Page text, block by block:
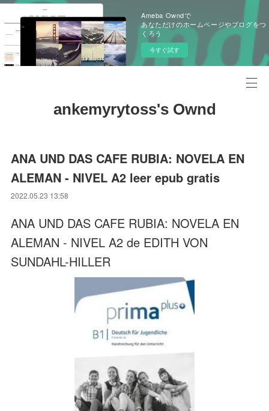
Ameba Owndで
あなただけのホームページやブログをつ
くろう
今すぐ試す
ankemyrytoss's Ownd
ANA UND DAS CAFE RUBIA: NOVELA EN
ALEMAN - NIVEL A2 leer epub gratis
2022.05.23 13:58
ANA UND DAS CAFE RUBIA: NOVELA EN
ALEMAN - NIVEL A2 de EDITH VON
SUNDAHL-HILLER